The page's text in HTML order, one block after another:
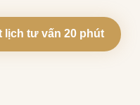
lịch tư vấn 20 phút